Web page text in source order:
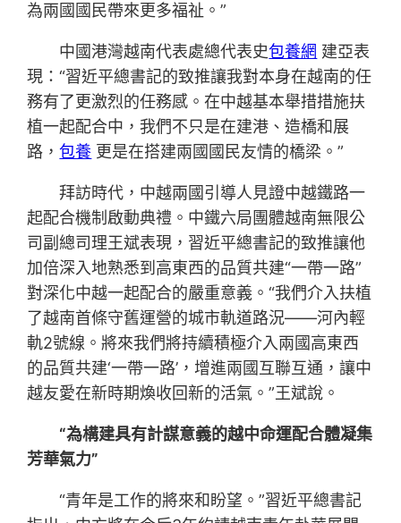
為兩國國民帶來更多福祉。”
中國港灣越南代表處總代表史包養網 建亞表
現：“習近平總書記的致推讓我對本身在越南的任
務有了更激烈的任務感。在中越基本舉措措施扶
植一起配合中，我們不只是在建港、造橋和展
路，包養 更是在搭建兩國國民友情的橋梁。”
拜訪時代，中越兩國引導人見證中越鐵路一
起配合機制啟動典禮。中鐵六局團體越南無限公
司副總司理王斌表現，習近平總書記的致推讓他
加倍深入地熟悉到高東西的品質共建“一帶一路”
對深化中越一起配合的嚴重意義。“我們介入扶植
了越南首條守舊運營的城市軌道路況——河內輕
軌2號線。將來我們將持續積極介入兩國高東西
的品質共建‘一帶一路’，增進兩國互聯互通，讓中
越友愛在新時期煥收回新的活氣。”王斌說。
“為構建具有計謀意義的越中命運配合體凝集
芳華氣力”
“青年是工作的將來和盼望。”習近平總書記